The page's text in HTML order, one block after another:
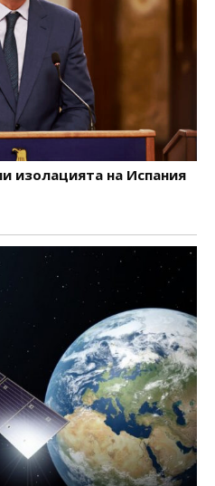
изолацията на Испания